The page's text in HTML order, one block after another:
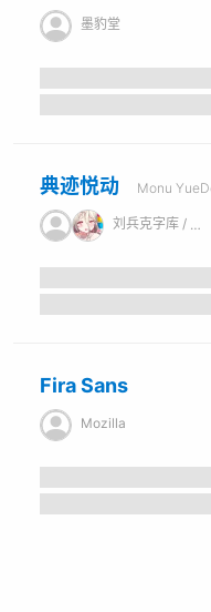
墨豹堂
典迹悦动 Monu
刘兵克字库 / 綿雲飴里
Fira Sans
Mozilla